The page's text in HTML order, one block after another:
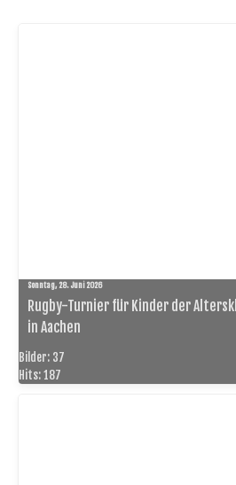
Sonntag, 28. Juni 2026
Rugby-Turnier für Kinder der
in Aachen
Bilder: 37
Hits: 187